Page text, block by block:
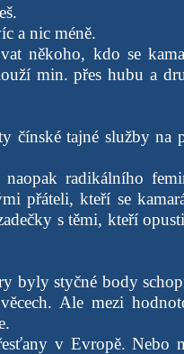
a nic méně.
někoho, kdo se
min. přes hubu a
čínské tajné služby na
radikálního
přáteli, kteří se
s těmi, kteří
byly styčné body
Ale mezi
v Evropě. Nebo